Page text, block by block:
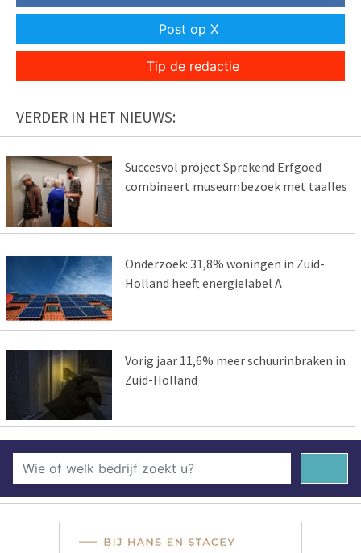
Post op X
Tip de redactie
VERDER IN HET NIEUWS:
Succesvol project Sprekend Erfgoed
combineert museumbezoek met taalles
Onderzoek: 31,8% woningen in Zuid-
Holland heeft energielabel A
Vorig jaar 11,6% meer schuurinbraken in
Zuid-Holland